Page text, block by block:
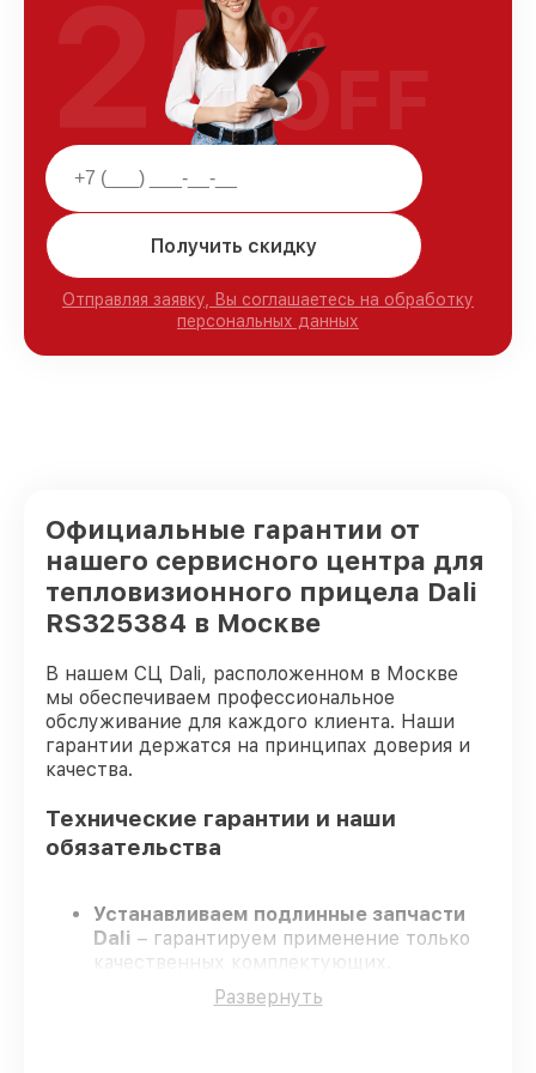
Получить скидку
Отправляя заявку, Вы соглашаетесь на обработку
персональных данных
25%
OFF
Официальные гарантии от
нашего сервисного центра для
тепловизионного прицела Dali
RS325384 в Москве
В нашем СЦ Dali, расположенном в Москве
мы обеспечиваем профессиональное
обслуживание для каждого клиента. Наши
гарантии держатся на принципах доверия и
качества.
Технические гарантии и наши
обязательства
Устанавливаем подлинные запчасти
Dali – гарантируем применение только
качественных комплектующих.
Опытные мастера
постоянное обучение, что обеспечивает
Развернуть